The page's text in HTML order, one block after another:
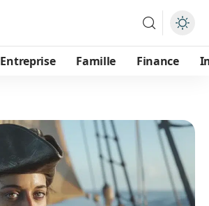
Entreprise Famille Finance